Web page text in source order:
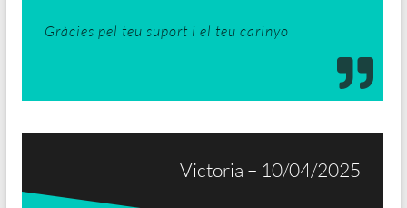
Gràcies pel teu suport i el teu carinyo
Victoria – 10/04/2025